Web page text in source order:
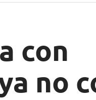
con
no